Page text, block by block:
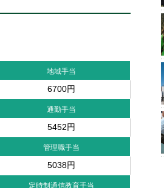
地域手当
6700円
通勤手当
5452円
管理職手当
5038円
定時制通信教育手当